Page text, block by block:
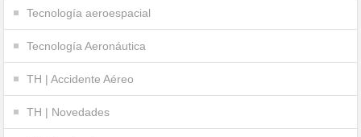
Tecnología aeroespacial
Tecnología Aeronáutica
TH | Accidente Aéreo
TH | Novedades